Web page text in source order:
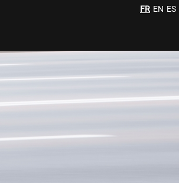
FR EN ES